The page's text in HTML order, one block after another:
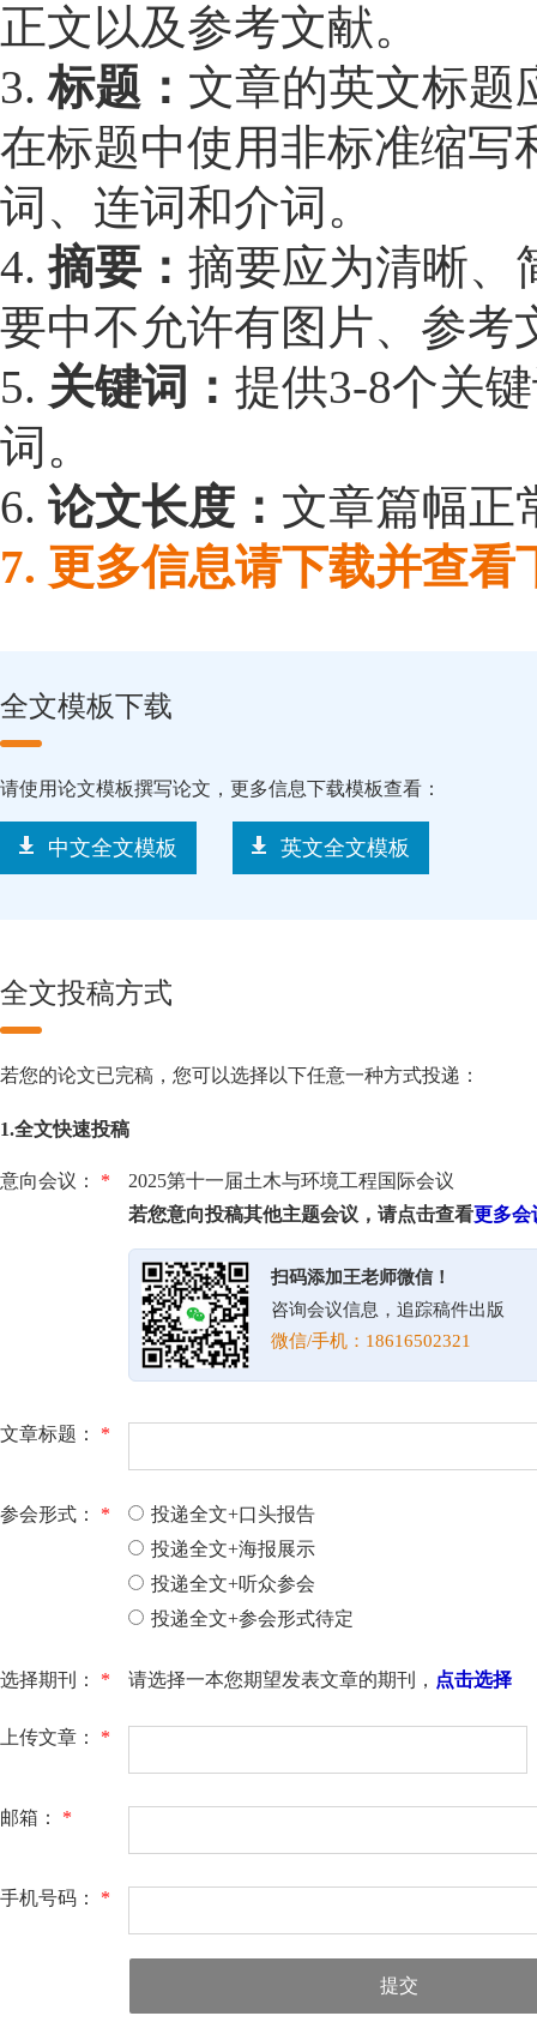
正文以及参考文献。
3.标题： 文章的英文标题
在标题中使用非标准缩写
词、连词和介词。
4.摘要： 摘要应为清晰、
要中不允许有图片、参考
5. 关键词： 提供3-8个关
词。
6. 论文长度： 文章篇幅正
7. 更多信息请下载并查看
全文模板下载
请使用论文模板撰写论文，更多信息下载模板查看：
中文全文模板 英文全文模板
全文投稿方式
若您的论文已完稿，您可以选择以下任意一种方式投递：
1.全文快速投稿
意向会议： *
2025第十一届土木与环境工程国际会议
若您意向投稿其他主题会议，请点击查看更多会
扫码添加王老师微信！
咨询会议信息，追踪稿件出版
微信/手机：18616502321
文章标题： *
参会形式： *
投递全文+口头报告
投递全文+海报展示
投递全文+听众参会
投递全文+参会形式待定
选择期刊： * 请选择一本您期望发表文章的期刊， 点击选择
上传文章： *
邮箱： *
手机号码： *
提交